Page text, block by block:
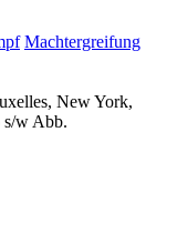
Machtergreifung
New York,
w Abb.